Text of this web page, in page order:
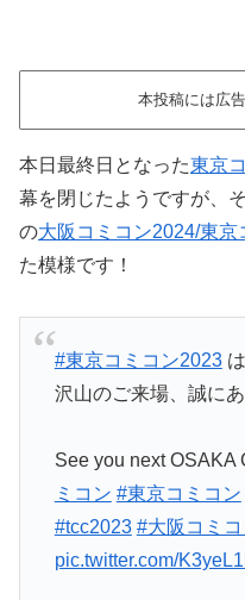
本投稿には広
本日最終日となった東京
幕を閉じたようですが、
の大阪コミコン2024/東京
た模様です！
#東京コミコン2023は
沢山のご来場、誠に
See you next OSAKA
ミコン #東京コミコン
#tcc2023 #大阪コミ
pic.twitter.com/